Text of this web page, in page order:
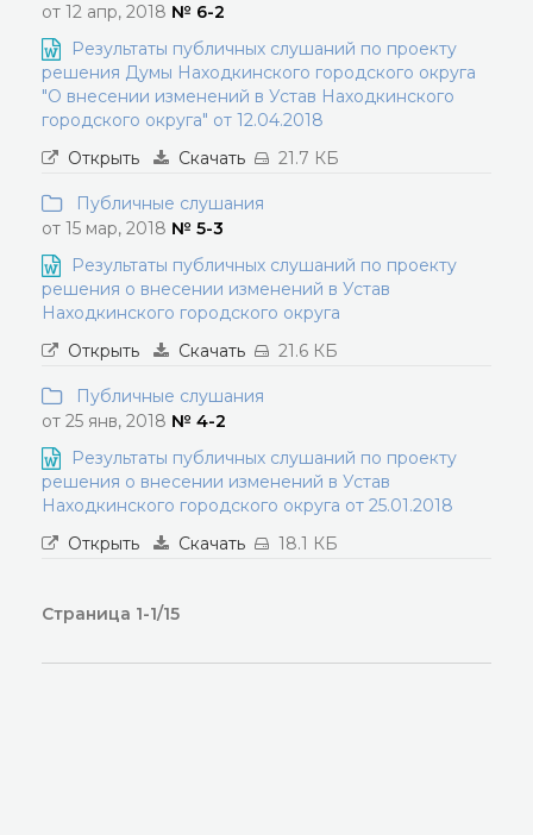
от 12 апр, 2018 № 6-2
Результаты публичных слушаний по проекту
решения Думы Находкинского городского округа
"О внесении изменений в Устав Находкинского
городского округа" от 12.04.2018
Открыть
Скачать 21.7 КБ
Публичные слушания
от 15 мар, 2018 № 5-3
Результаты публичных слушаний по проекту
решения о внесении изменений в Устав
Находкинского городского округа
Открыть
Скачать 21.6 КБ
Публичные слушания
от 25 янв, 2018 № 4-2
Результаты публичных слушаний по проекту
решения о внесении изменений в Устав
Находкинского городского округа от 25.01.2018
Открыть
Скачать 18.1 КБ
Страница 1-1/15